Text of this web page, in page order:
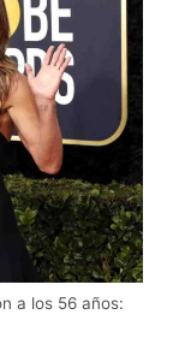
a los 56 años: